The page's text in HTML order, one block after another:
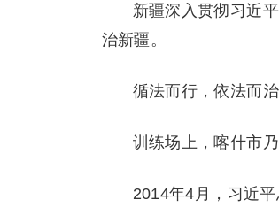
新疆深入贯彻习近
治新疆。
循法而行，依法而
训练场上，喀什市
2014年4月，习近